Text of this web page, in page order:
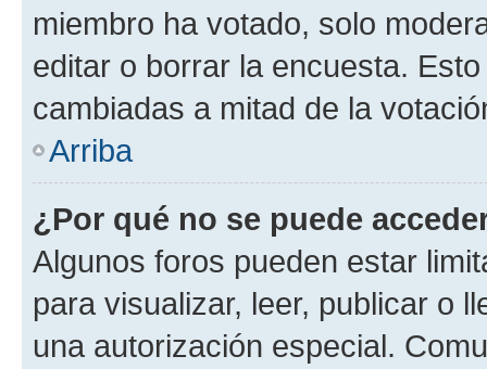
miembro ha votado, solo
editar o borrar la encuesta.
cambiadas a mitad de la
Arriba
¿Por qué no se puede
Algunos foros pueden estar
para visualizar, leer, publicar o
una autorización especial.